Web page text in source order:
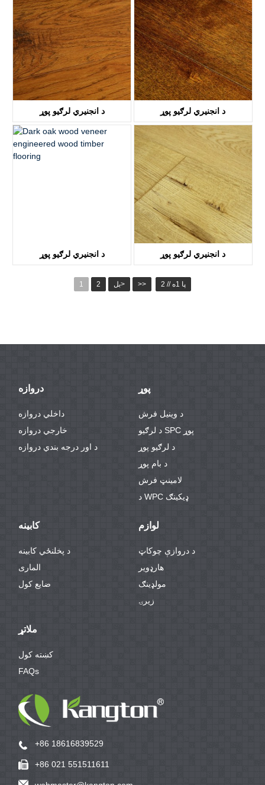
د انجنیري لرګیو پوړ
KTH1306
د انجنیري لرګیو پوړ
KTH1505
د انجنیري لرګیو پوړ د انجنیري لرګیو پوړ
1 2 بل> >> پا 1ه // 2
دروازه
داخلي دروازه
خارجي دروازه
د اور درجه بندي دروازه
پوړ
د وینیل فرش
د لرګیو SPC پوړ
د لرګیو پوړ
د بام پوړ
لامینټ فرش
د WPC ډیکینګ
کابینه
د پخلنځي کابینه
الماری
ضایع کول
لوازم
د دروازې چوکاټ
هارډویر
مولډینګ
زیرۍ
ملاتړ
کښته کول
FAQs
+86 18616839529
+86 021 551511611